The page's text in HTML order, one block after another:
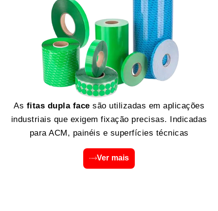
As fitas dupla face são utilizadas em aplicações
industriais que exigem fixação precisas. Indicadas
para ACM, painéis e superfícies técnicas
Ver mais